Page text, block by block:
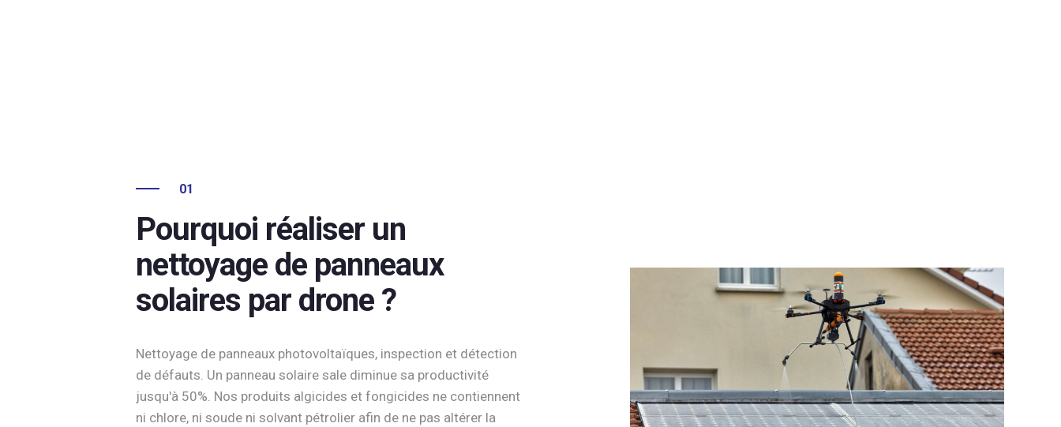
01
Pourquoi réaliser un
nettoyage de panneaux
solaires par drone ?
Nettoyage de panneaux photovoltaïques, inspection et détection
de défauts. Un panneau solaire sale diminue sa productivité
jusqu'à 50%. Nos produits algicides et fongicides ne contiennent
ni chlore, ni soude ni solvant pétrolier afin de ne pas altérer la